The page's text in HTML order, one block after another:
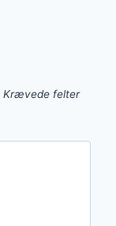
Krævede felter